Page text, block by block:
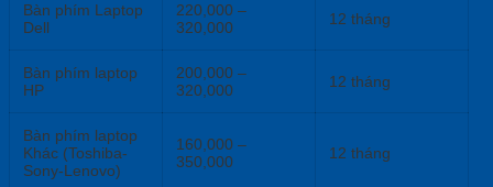
Bàn phím Laptop
Dell
220,000 –
320,000
12 tháng
Bàn phím laptop
HP
200,000 –
320,000
12 tháng
Bàn phím laptop
Khác (Toshiba-
Sony-Lenovo)
160,000 –
350,000
12 tháng